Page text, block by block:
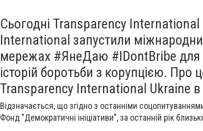
Сьогодні Transparency International
International запустили
мережах #ЯнеДаю #IDontBribe для
історій боротьби з корупцією. Про
Transparency International Ukraine
Відзначається, що згідно з останніми
Фонд "Демократичні ініціативи", за останній рік